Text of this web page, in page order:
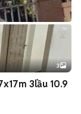
3
3lầu 10.9